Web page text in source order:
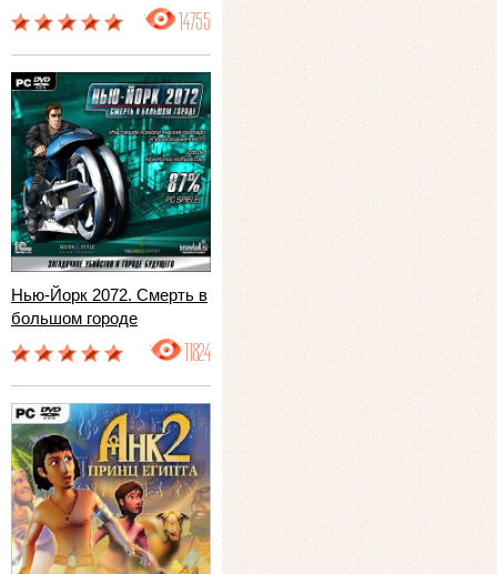
14755
Нью-Йорк 2072. Смерть в
большом городе
11824